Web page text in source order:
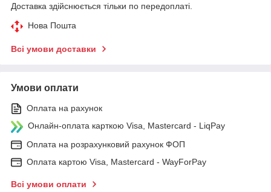
Доставка здійснюється тільки по передоплаті.
Нова Пошта
Всі умови доставки
Умови оплати
Оплата на рахунок
Онлайн-оплата карткою Visa, Mastercard - LiqPay
Оплата на розрахунковий рахунок ФОП
Оплата картою Visa, Mastercard - WayForPay
Всі умови оплати